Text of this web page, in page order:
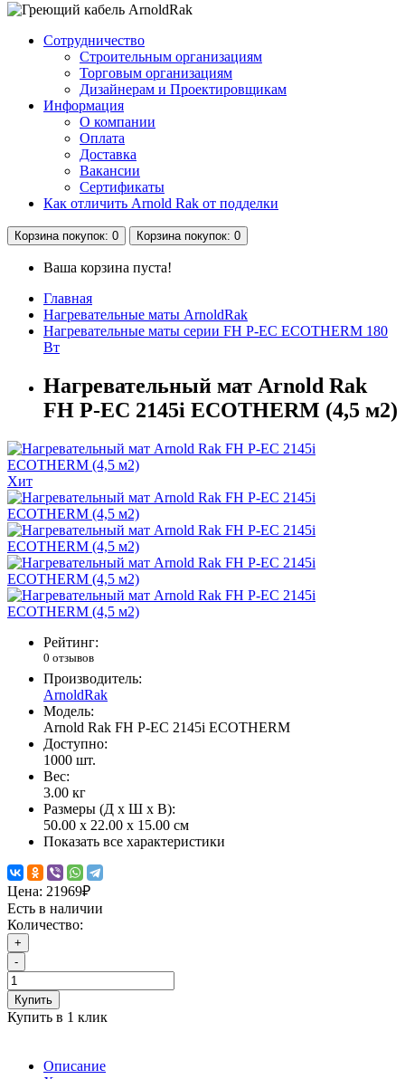
Сотрудничество
Строительным организациям
Торговым организациям
Дизайнерам и Проектировщикам
Информация
О компании
Оплата
Доставка
Вакансии
Сертификаты
Как отличить Arnold Rak от подделки
Корзинапокупок: 0 Корзинапокупок: 0
Ваша корзина пуста!
Главная
Нагревательные маты ArnoldRak
Нагревательные маты серии FH P-EC ECOTHERM 180
Вт
Нагревательный мат Arnold Rak
FH P-EC 2145i ECOTHERM (4,5 м2)
Хит
Рейтинг:
0 отзывов
Производитель:
ArnoldRak
Модель:
Arnold Rak FH P-EC 2145i ECOTHERM
Доступно:
1000 шт.
Вес:
3.00 кг
Размеры (Д x Ш x В):
50.00 x 22.00 x 15.00 см
Показать все характеристики
Цена: 21969₽
Есть в наличии
Количество:
+
-
Купить
Купить в 1 клик
Описание